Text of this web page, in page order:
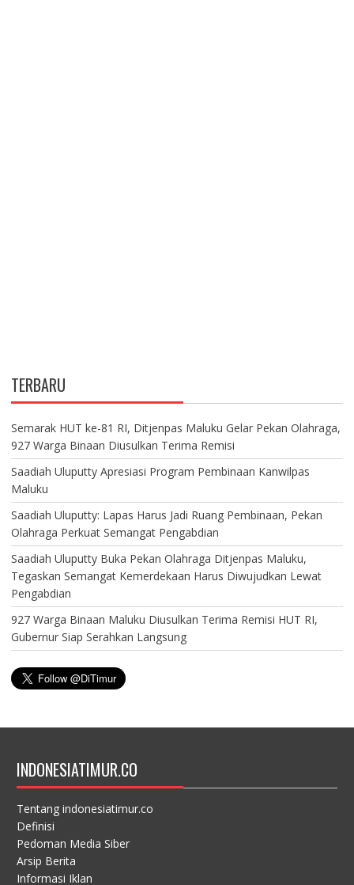
TERBARU
Semarak HUT ke-81 RI, Ditjenpas Maluku Gelar Pekan Olahraga,
927 Warga Binaan Diusulkan Terima Remisi
Saadiah Uluputty Apresiasi Program Pembinaan Kanwilpas
Maluku
Saadiah Uluputty: Lapas Harus Jadi Ruang Pembinaan, Pekan
Olahraga Perkuat Semangat Pengabdian
Saadiah Uluputty Buka Pekan Olahraga Ditjenpas Maluku,
Tegaskan Semangat Kemerdekaan Harus Diwujudkan Lewat
Pengabdian
927 Warga Binaan Maluku Diusulkan Terima Remisi HUT RI,
Gubernur Siap Serahkan Langsung
INDONESIATIMUR.CO
Tentang indonesiatimur.co
Definisi
Pedoman Media Siber
Arsip Berita
Informasi Iklan